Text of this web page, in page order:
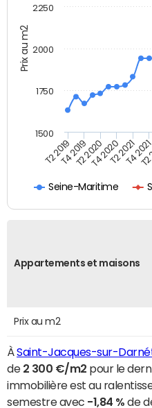
Prix au m2
Seine-Maritime
T2 2019T4 2019T2 2020T4 2020T2 2021T4 2021
2000
1500
1750
2250
Appartements et maisons
Prix au m2
ÀSaint-Jacques-sur-
de 2 300 €/m2 pour le
immobilière est au
semestre avec -1,84 % de